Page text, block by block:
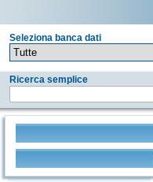
Seleziona banca dati
Ricerca semplice
Stampa - Email - Export